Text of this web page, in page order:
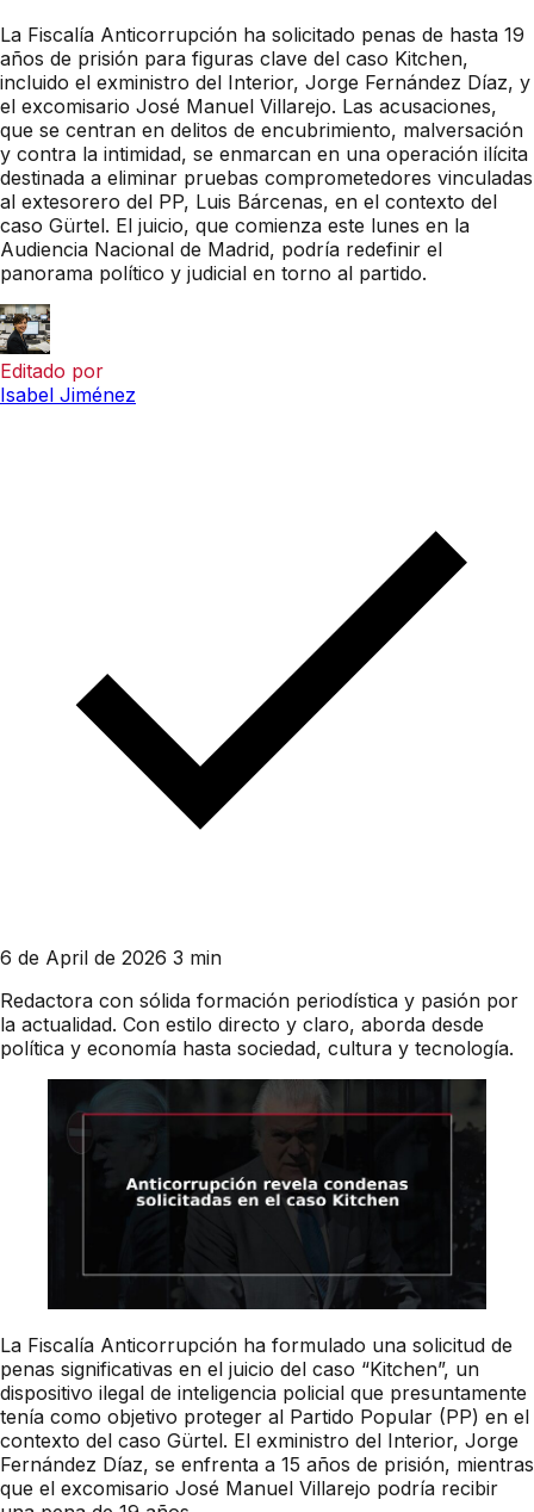
La Fiscalía Anticorrupción ha solicitado penas de hasta 19
años de prisión para figuras clave del caso Kitchen,
incluido el exministro del Interior, Jorge Fernández Díaz, y
el excomisario José Manuel Villarejo. Las acusaciones,
que se centran en delitos de encubrimiento, malversación
y contra la intimidad, se enmarcan en una operación ilícita
destinada a eliminar pruebas comprometedores vinculadas
al extesorero del PP, Luis Bárcenas, en el contexto del
caso Gürtel. El juicio, que comienza este lunes en la
Audiencia Nacional de Madrid, podría redefinir el
panorama político y judicial en torno al partido.
Editado por
Isabel Jiménez
6 de April de 2026 3 min
Redactora con sólida formación periodística y pasión por
la actualidad. Con estilo directo y claro, aborda desde
política y economía hasta sociedad, cultura y tecnología.
La Fiscalía Anticorrupción ha formulado una solicitud de
penas significativas en el juicio del caso “Kitchen”, un
dispositivo ilegal de inteligencia policial que presuntamente
tenía como objetivo proteger al Partido Popular (PP) en el
contexto del caso Gürtel. El exministro del Interior, Jorge
Fernández Díaz, se enfrenta a 15 años de prisión, mientras
que el excomisario José Manuel Villarejo podría recibir